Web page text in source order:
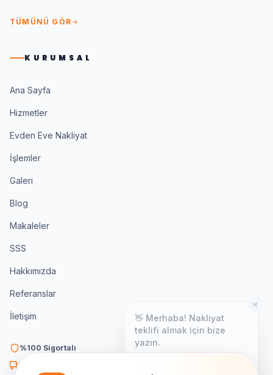
TÜMÜNÜ GÖR
KURUMSAL
Ana Sayfa
Hizmetler
Evden Eve Nakliyat
İşlemler
Galeri
Blog
Makaleler
SSS
Hakkımızda
Referanslar
İletişim
%100 Sigortalı
K3 Belgeli
✕
👋 Merhaba! Nakliyat
teklifi almak için bize
yazın.
Genellikle birkaç dakika içinde